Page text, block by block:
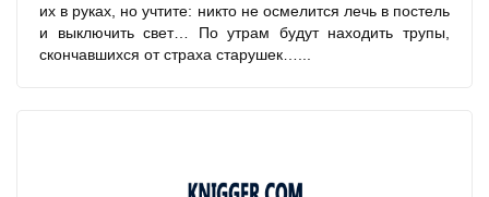
их в руках, но учтите: никто не осмелится лечь в постель
и выключить свет… По утрам будут находить трупы,
скончавшихся от страха старушек…...